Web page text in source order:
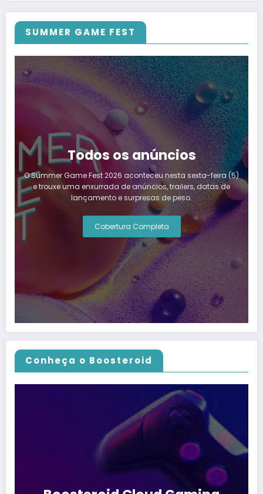
SUMMER GAME FEST
Todos os anúncios
O Summer Game Fest 2026 aconteceu nesta sexta-feira (5)
e trouxe uma enxurrada de anúncios, trailers, datas de
lançamento e surpresas de peso.
Cobertura Completa
Conheça o Boosteroid